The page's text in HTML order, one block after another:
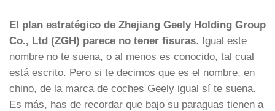
El plan estratégico de Zhejiang Geely Holding Group
Co., Ltd (ZGH) parece no tener fisuras. Igual este
nombre no te suena, o al menos es conocido, tal cual
está escrito. Pero si te decimos que es el nombre, en
chino, de la marca de coches Geely igual sí te suena.
Es más, has de recordar que bajo su paraguas tienen a